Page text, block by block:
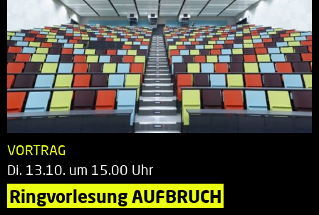
VORTRAG
Di. 13.10. um 15.00 Uhr
Ringvorlesung AUFBRUCH